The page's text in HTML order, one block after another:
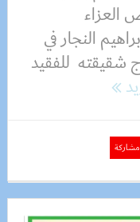
العزاء
النجار في
شقيقته للفقيد
مشاركة